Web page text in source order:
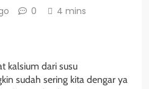
0 4 mins
kalsium dari susu
sudah sering kita dengar ya